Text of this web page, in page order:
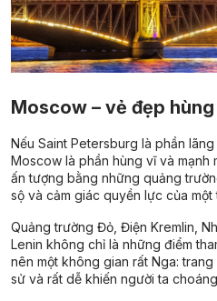
Moscow – vẻ đẹp
Nếu Saint Petersburg là phần
Moscow là phần hùng vĩ và mạnh
ấn tượng bằng những quảng
sộ và cảm giác quyền lực của một
Quảng trường Đỏ, Điện Kremlin,
Lenin không chỉ là những điểm
nên một không gian rất Nga:
sử và rất dễ khiến người ta